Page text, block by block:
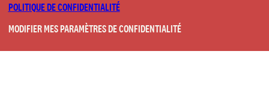
POLITIQUE DE CONFIDENTIALITÉ
MODIFIER MES PARAMÈTRES DE CONFIDENTIALITÉ